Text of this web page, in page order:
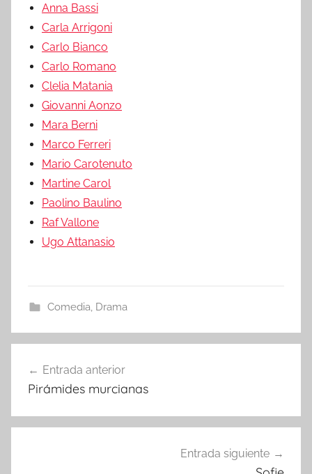
Anna Bassi
Carla Arrigoni
Carlo Bianco
Carlo Romano
Clelia Matania
Giovanni Aonzo
Mara Berni
Marco Ferreri
Mario Carotenuto
Martine Carol
Paolino Baulino
Raf Vallone
Ugo Attanasio
Comedia, Drama
Navegación
de
entradas
Entrada anterior
Pirámides murcianas
Entrada siguiente